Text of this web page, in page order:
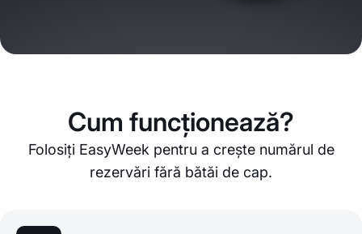
Cum funcționează?
Folosiți EasyWeek pentru a crește numărul de
rezervări fără bătăi de cap.